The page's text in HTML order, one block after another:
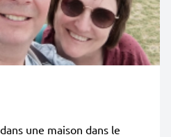
une maison dans le